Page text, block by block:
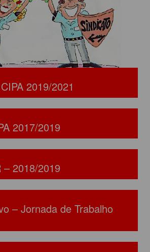
2019/2021
2017/2019
– 2018/2019
– Jornada de Trabalho